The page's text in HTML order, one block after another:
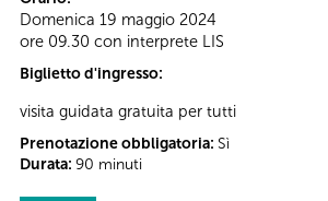
Domenica 19 maggio 2024
ore 09.30 con interprete LIS
Biglietto d'ingresso:
visita guidata gratuita per tutti
Prenotazione obbligatoria: Sì
Durata: 90 minuti